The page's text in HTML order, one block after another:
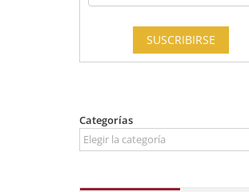
Categorías
Categorías